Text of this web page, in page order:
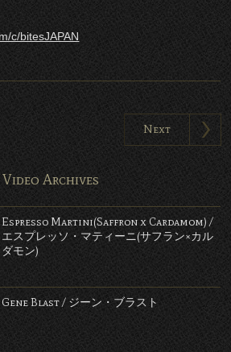
c/bitesJAPAN
Next
Video Archives
Espresso Martini(Saffron x Cardamom) /
エスプレッソ・マティーニ(サフラン×カル
ダモン)
Gene Blast / ジーン・ブラスト